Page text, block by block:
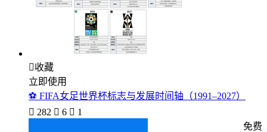
收藏
立即使用
⚽ FIFA女足世界杯标志与发展时间轴（1991–2027）
 282  6  1
免费